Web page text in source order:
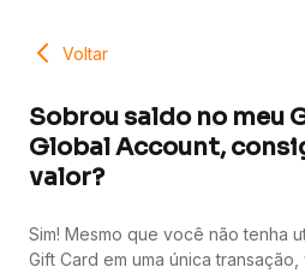
Voltar
Sobrou saldo no meu
Global Account,
valor?
Sim! Mesmo que você não tenha
Gift Card em uma única